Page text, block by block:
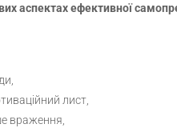
аспектах ефективної
лист,
враження,